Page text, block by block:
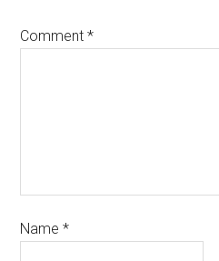
Comment*
Name*